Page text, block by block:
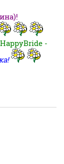
-